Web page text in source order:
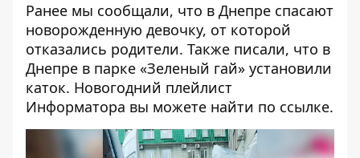
Ранее мы сообщали, что в Днепре спасают
новорожденную девочку, от которой
отказались родители. Также писали, что в
Днепре в парке «Зеленый гай» установили
каток. Новогодний плейлист
Информатора вы можете найти по ссылке.